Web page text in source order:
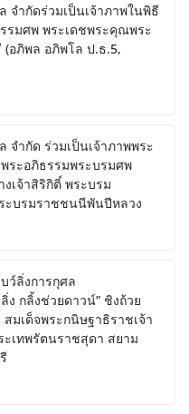
จำกัดร่วมเป็นเจ้าภาพในพิธี
รมศพ พระเดชพระคุณพระ
อภิพล อภิพโล ป.ธ.5,
จำกัด ร่วมเป็นเจ้าภาพพระ
ระอภิธรรมพระบรมศพ
เจ้าสิริกิติ์ พระบรม
ะบรมราชชนนีพันปีหลวง
ว์ลิ่งการกุศล
ง กลิ้งช่วยดาวน์” ชิงถ้วย
มเด็จพระกนิษฐาธิราชเจ้า
ะเทพรัตนราชสุดา สยาม